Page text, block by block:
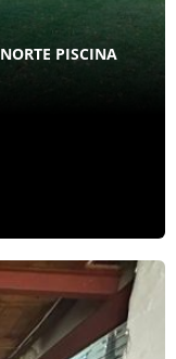
PISCINA